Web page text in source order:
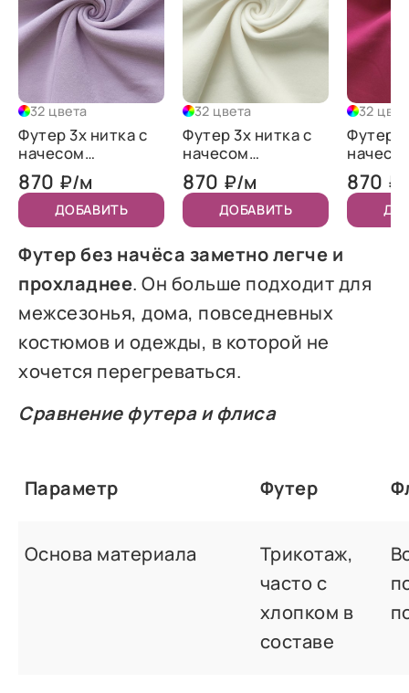
32 цвета
Футер 3х нитка с
начесом
"Лаванда"
870 ₽/м
ДОБАВИТЬ
32 цвета
Футер 3х нитка с
начесом
"Молочный"
870 ₽/м
ДОБАВИТЬ
32
Футер
870
Футер без начёса заметно легче и
прохладнее. Он больше подходит для
межсезонья, дома, повседневных
костюмов и одежды, в которой не
хочется перегреваться.
Сравнение футера и флиса
Параметр Футер
Основа материала
Трикотаж,
часто с
хлопком в
составе